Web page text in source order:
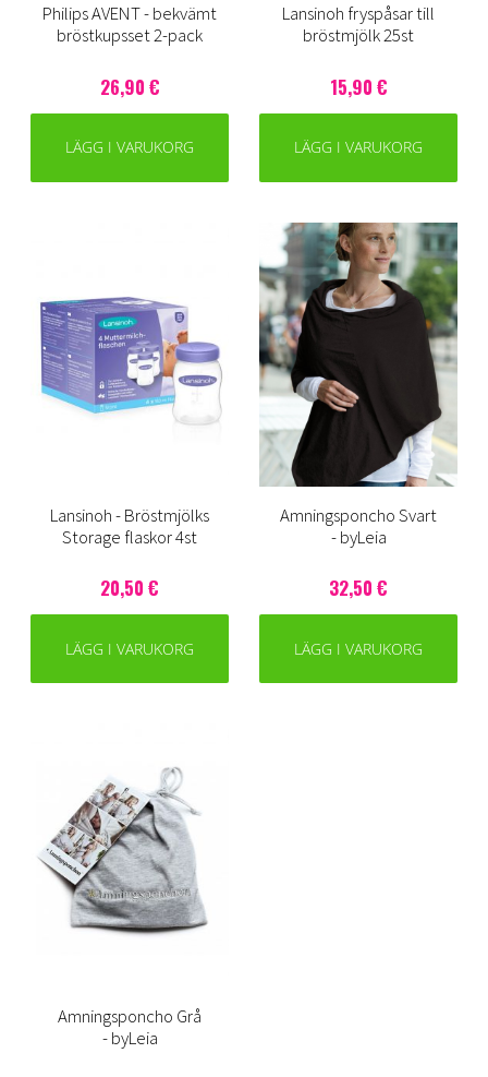
Philips AVENT - bekvämt
bröstkupsset 2-pack
26,90 €
LÄGG I VARUKORG
Lansinoh fryspåsar till
bröstmjölk 25st
15,90 €
LÄGG I VARUKORG
Lansinoh - Bröstmjölks
Storage flaskor 4st
20,50 €
LÄGG I VARUKORG
Amningsponcho Svart
- byLeia
32,50 €
LÄGG I VARUKORG
Amningsponcho Grå
- byLeia